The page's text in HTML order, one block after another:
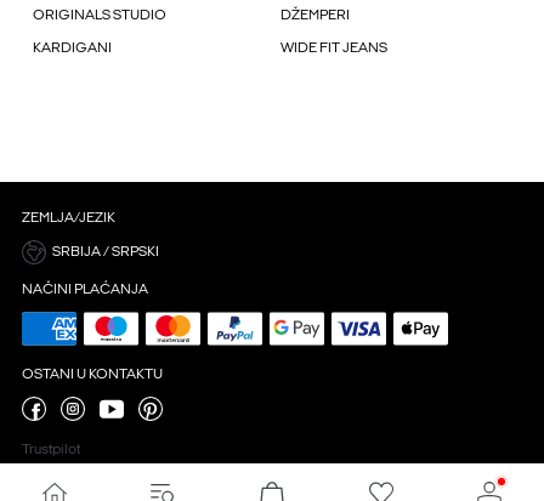
ORIGINALS STUDIO DŽEMPERI
KARDIGANI WIDE FIT JEANS
ZEMLJA/JEZIK
SRBIJA / SRPSKI
NAČINI PLAĆANJA
OSTANI U KONTAKTU
Trustpilot